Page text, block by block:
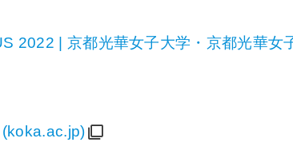
2022 | 京都光華女子大学・京都光華女